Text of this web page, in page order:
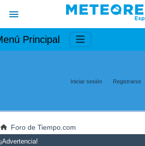
Principal
Iniciar sesión Registrarse
Foro de Tiempo.com
¡Advertencia!